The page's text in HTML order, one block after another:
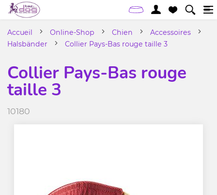
Accueil Online-Shop Chien
Accessoires
Halsbänder
Collier Pays-Bas rouge taille 3
Collier Pays-Bas rouge
taille 3
10180